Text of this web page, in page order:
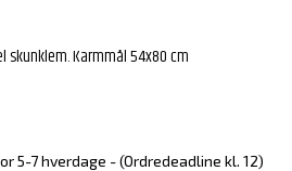
skunklem. Karmmål 54x80 cm
5-7 hverdage - (Ordredeadline kl. 12)